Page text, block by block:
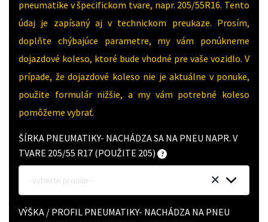
pneumatike v špecifickom tvare, napr. 205/55R16. Tento
údaj je zapísaný aj v technickom preukaze. Prosím,
doplňte chýbajúce parametre, my vám ponúkneme
dojazdové koleso, ktoré bude vhodné pre vaše vozidlo. V
prípade, že dojazdové koleso nie je aktuálne v ponuke,
použite formulár nižšie, a my vám potrebné koleso
pomôžeme vybrať.
ŠÍRKA PNEUMATIKY- NACHÁDZA SA NA PNEU NAPR. V
TVARE 205/55 R17 (POUŽITE 205)
- vyberte prosím -
VÝŠKA / PROFIL PNEUMATIKY- NACHÁDZA NA PNEU